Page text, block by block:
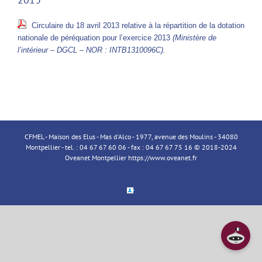
Circulaire du 18 avril 2013 relative à la répartition de la dotation
nationale de péréquation pour l’exercice 2013 (Ministère de
l’intérieur – DGCL – NOR : INTB1310096C).
CFMEL - Maison des Elus - Mas d'Alco - 1977, avenue des Moulins - 34080
Montpellier - tel. : 04 67 67 60 06 - fax : 04 67 67 75 16 © 2018-2024
Oveanet Montpellier https://www.oveanet.fr
Espace